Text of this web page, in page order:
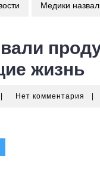
Медики
жизнь
adminНет комментария